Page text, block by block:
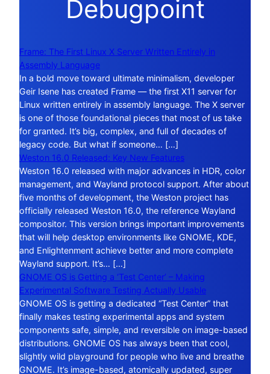
Debugpoint
Frame: The First Linux X Server Written Entirely in
Assembly Language
In a bold move toward ultimate minimalism, developer
Geir Isene has created Frame — the first X11 server for
Linux written entirely in assembly language. The X server
is one of those foundational pieces that most of us take
for granted. It’s big, complex, and full of decades of
legacy code. But what if someone… […]
Weston 16.0 Released: Key New Features
Weston 16.0 released with major advances in HDR, color
management, and Wayland protocol support. After about
five months of development, the Weston project has
officially released Weston 16.0, the reference Wayland
compositor. This version brings important improvements
that will help desktop environments like GNOME, KDE,
and Enlightenment achieve better and more complete
Wayland support. It’s… […]
GNOME OS is Getting a ‘Test Center’ – Making
Experimental Software Testing Actually Usable
GNOME OS is getting a dedicated “Test Center” that
finally makes testing experimental apps and system
components safe, simple, and reversible on image-based
distributions. GNOME OS has always been that cool,
slightly wild playground for people who live and breathe
GNOME. It’s image-based, atomically updated, super